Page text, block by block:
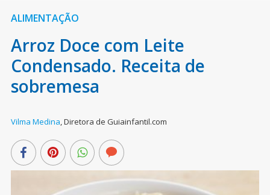
ALIMENTAÇÃO
Arroz Doce com Leite
Condensado. Receita de
sobremesa
Vilma Medina,Diretora de Guiainfantil.com